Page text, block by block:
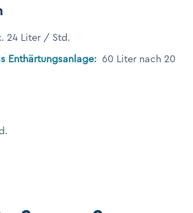
24 Liter / Std.
Enthärtungsanlage: 60 Liter nach 20